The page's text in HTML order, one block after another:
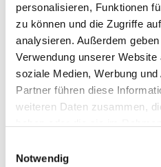
personalisieren, Funktionen
zu können und die Zugriffe
analysieren. Außerdem
Verwendung unserer
soziale Medien, Werbung
Partner führen diese
weiteren Daten zusammen,
Notwendig